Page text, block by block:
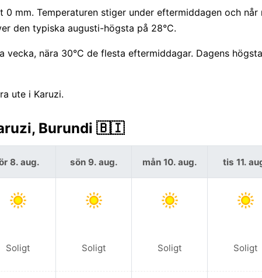
mm. Temperaturen stiger under eftermiddagen och når
den typiska augusti-högsta på 28°C.
vecka, nära 30°C de flesta eftermiddagar. Dagens
ute i Karuzi.
Burundi 🇧🇮
8. aug.
Soligt
sön 9. aug.
Soligt
mån 10. aug.
Soligt
tis 11.
Soligt